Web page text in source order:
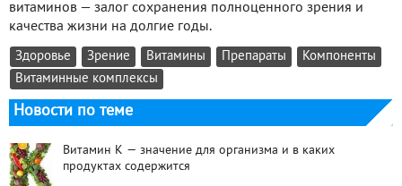
витаминов — залог сохранения полноценного зрения и
качества жизни на долгие годы.
Здоровье Зрение Витамины Препараты
Компоненты
Витаминные комплексы
Новости по теме
Витамин K — значение для организма и в каких
продуктах содержится